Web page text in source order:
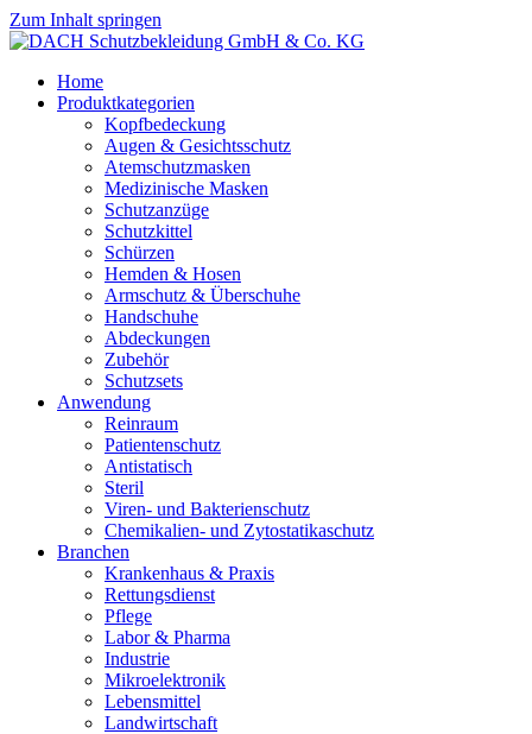
Zum Inhalt springen
Home
Produktkategorien
Kopfbedeckung
Augen & Gesichtsschutz
Atemschutzmasken
Medizinische Masken
Schutzanzüge
Schutzkittel
Schürzen
Hemden & Hosen
Armschutz & Überschuhe
Handschuhe
Abdeckungen
Zubehör
Schutzsets
Anwendung
Reinraum
Patientenschutz
Antistatisch
Steril
Viren- und Bakterienschutz
Chemikalien- und Zytostatikaschutz
Branchen
Krankenhaus & Praxis
Rettungsdienst
Pflege
Labor & Pharma
Industrie
Mikroelektronik
Lebensmittel
Landwirtschaft